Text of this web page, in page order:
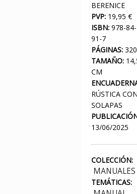
BERENICE
PVP: 19,95 €
ISBN: 978-
91-7
PÁGINAS: 320
TAMAÑO:
CM
RÚSTICA CON
SOLAPAS
13/06/2025
COLECCIÓN:
MANUALES
TEMÁTICAS: